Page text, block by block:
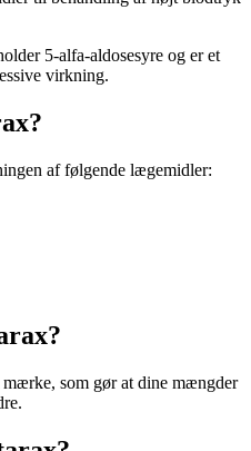
5-alfa-aldosesyre og er et
virkning.
af følgende lægemidler:
som gør at dine mængder